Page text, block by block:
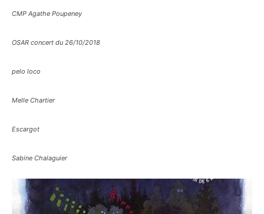
CMP Agathe Poupeney
OSAR concert du 26/10/2018
pelo loco
Melle Chartier
Escargot
Sabine Chalaguier